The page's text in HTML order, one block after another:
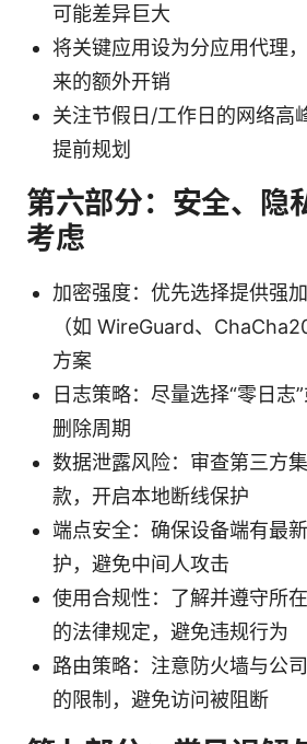
可能差异巨大
将关键应用设为分应用代理
来的额外开销
关注节假日/工作日的网络高
提前规划
第六部分：安全、隐
考虑
加密强度：优先选择提供强
（如 WireGuard、
方案
日志策略：尽量选择“零日志
删除周期
数据泄露风险：审查第三方
款，开启本地断线保护
端点安全：确保设备端有最
护，避免中间人攻击
使用合规性：了解并遵守所
的法律规定，避免违规行为
路由策略：注意防火墙与公
的限制，避免访问被阻断